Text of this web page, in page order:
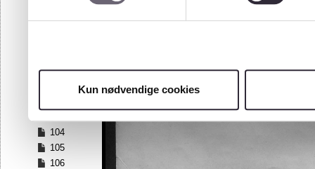
Kun nødvendige cookies
97
100
104
105
106